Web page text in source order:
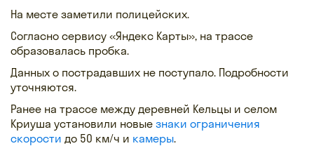
На месте заметили полицейских.
Согласно сервису «Яндекс Карты», на трассе
образовалась пробка.
Данных о пострадавших не поступало. Подробности
уточняются.
Ранее на трассе между деревней Кельцы и селом
Криуша установили новые знаки ограничения
скорости до 50 км/ч и камеры.